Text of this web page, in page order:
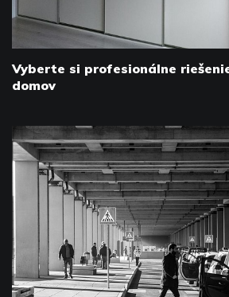
Vyberte si profesionálne
domov